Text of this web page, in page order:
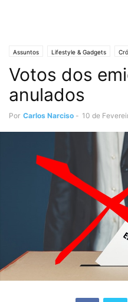
Assuntos Lifestyle & Gadgets
Política
Votos dos
anulados
Por Carlos Narciso - 10 de